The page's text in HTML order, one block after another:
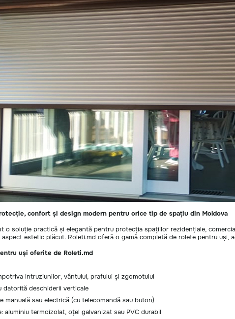
confort și design modern pentru orice tip de spațiu din Moldova
o soluție practică și elegantă pentru protecția spațiilor rezidențiale,
estetic plăcut. Roleti.md oferă o gamă completă de rolete pentru
uși oferite de Roleti.md
intruziunilor, vântului, prafului și zgomotului
datorită deschiderii verticale
manuală sau electrică (cu telecomandă sau buton)
aluminiu termoizolat, oțel galvanizat sau PVC durabil